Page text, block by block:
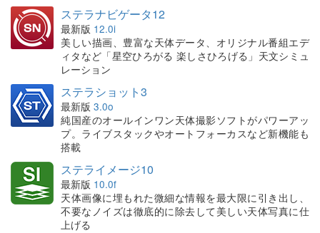
ステラナビゲータ12
最新版 12.0i
美しい描画、豊富な天体データ、オリジナル番組エデ
ィタなど「星空ひろがる 楽しさひろげる」天文シミュ
レーション
ステラショット3
最新版 3.0o
純国産のオールインワン天体撮影ソフトがパワーアッ
プ。ライブスタックやオートフォーカスなど新機能も
搭載
ステライメージ10
最新版 10.0f
天体画像に埋もれた微細な情報を最大限に引き出し、
不要なノイズは徹底的に除去して美しい天体写真に仕
上げる